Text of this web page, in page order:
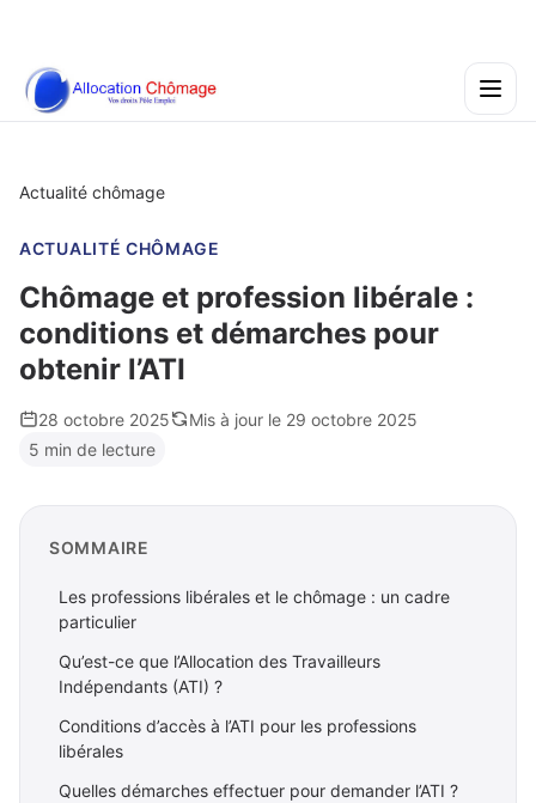
Actualité chômage
ACTUALITÉ CHÔMAGE
Chômage et profession libérale :
conditions et démarches pour
obtenir l’ATI
28 octobre 2025
Mis à jour le 29 octobre 2025
5 min de lecture
SOMMAIRE
Les professions libérales et le chômage : un cadre
particulier
Qu’est-ce que l’Allocation des Travailleurs
Indépendants (ATI) ?
Conditions d’accès à l’ATI pour les professions
libérales
Quelles démarches effectuer pour demander l’ATI ?